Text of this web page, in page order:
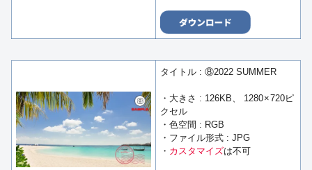
タイトル : ⑧2022 SUMMER
・大きさ : 126KB、 1280 × 720ピ
クセル
・色空間 : RGB
・ファイル形式 : JPG
・ カスタマイズは不可